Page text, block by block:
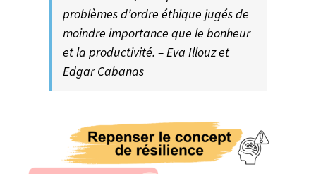
problèmes d’ordre éthique jugés de
moindre importance que le bonheur
et la productivité. – Eva Illouz et
Edgar Cabanas